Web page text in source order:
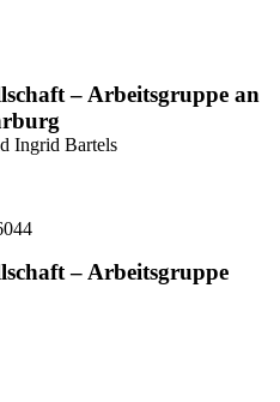
– Arbeitsgruppe an
Ingrid Bartels
– Arbeitsgruppe